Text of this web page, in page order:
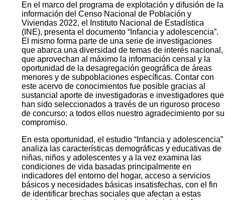
En el marco del programa de explotación y difusión de la
información del Censo Nacional de Población y
Viviendas 2022, el Instituto Nacional de Estadística
(INE), presenta el documento “Infancia y adolescencia”.
El mismo forma parte de una serie de investigaciones
que abarca una diversidad de temas de interés nacional,
que aprovechan al máximo la información censal y la
oportunidad de la desagregación geográfica de áreas
menores y de subpoblaciones específicas. Contar con
este acervo de conocimientos fue posible gracias al
sustancial aporte de investigadoras e investigadores que
han sido seleccionados a través de un riguroso proceso
de concurso; a todos ellos nuestro agradecimiento por su
compromiso.
En esta oportunidad, el estudio “Infancia y adolescencia”
analiza las características demográficas y educativas de
niñas, niños y adolescentes y a la vez examina las
condiciones de vida basadas principalmente en
indicadores del entorno del hogar, acceso a servicios
básicos y necesidades básicas insatisfechas, con el fin
de identificar brechas sociales que afectan a estas